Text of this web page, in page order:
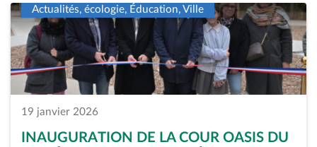
Actualités, écologie, Éducation, Ville
19 janvier 2026
INAUGURATION DE LA COUR OASIS DU